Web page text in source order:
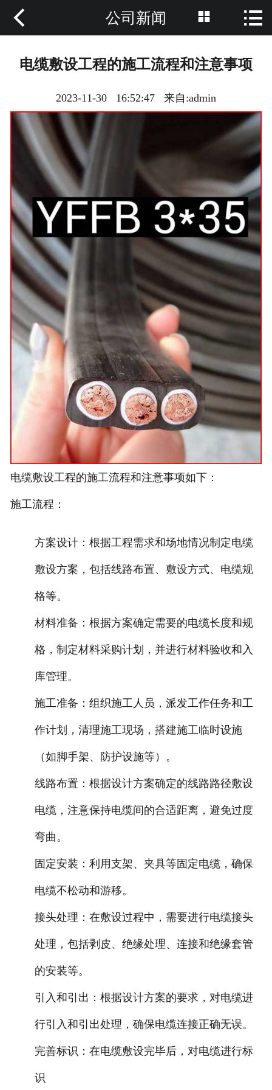
网站首页
联系我们
 公司新闻  
电缆敷设工程的施工流程和注意事项
2023-11-30 16:52:47 来自:admin
电缆敷设工程的施工流程和注意事项如下：
施工流程：
方案设计：根据工程需求和场地情况制定电缆
敷设方案，包括线路布置、敷设方式、电缆规
格等。
材料准备：根据方案确定需要的电缆长度和规
格，制定材料采购计划，并进行材料验收和入
库管理。
施工准备：组织施工人员，派发工作任务和工
作计划，清理施工现场，搭建施工临时设施
（如脚手架、防护设施等）。
线路布置：根据设计方案确定的线路路径敷设
电缆，注意保持电缆间的合适距离，避免过度
弯曲。
固定安装：利用支架、夹具等固定电缆，确保
电缆不松动和游移。
接头处理：在敷设过程中，需要进行电缆接头
处理，包括剥皮、绝缘处理、连接和绝缘套管
的安装等。
引入和引出：根据设计方案的要求，对电缆进
行引入和引出处理，确保电缆连接正确无误。
完善标识：在电缆敷设完毕后，对电缆进行标
识